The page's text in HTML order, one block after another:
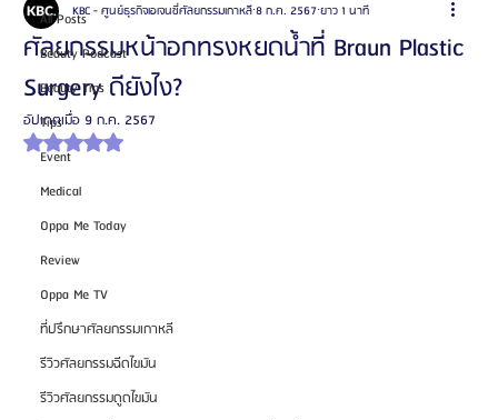
All Posts
Beauty Podcast
Beauty Tips
Tips
Event
Medical
Oppa Me Today
Review
Oppa Me TV
ที่ปรึกษาศัลยกรรมเกาหลี
รีวิวศัลยกรรมฉีดไขมัน
รีวิวศัลยกรรมดูดไขมัน
ศัลยกรรมหน้าอกทรงหยดน้ำที่ Braun Plastic
Surgery ดียังไง?
KBC - ศูนย์ธุรกิจเอเจนซี่ศัลยกรรมเกาหลี8 ก.ค. 2567 ยาว 1 นาที
อัปเดตเมื่อ 9 ก.ค. 2567
ได้รับ NaN เต็ม 5 ดาว